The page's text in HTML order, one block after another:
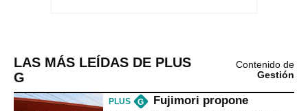
LAS MÁS LEÍDAS DE PLUS
G
Contenido de
Gestión
PLUS G
Fujimori propone